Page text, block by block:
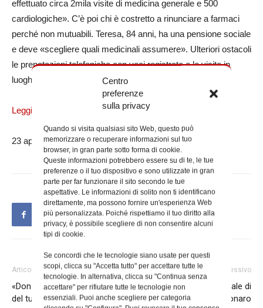
Centro
preferenze
sulla privacy
Quando si visita qualsiasi sito Web, questo può
memorizzare o recuperare informazioni sul tuo
browser, in gran parte sotto forma di cookie.
Queste informazioni potrebbero essere su di te, le tue
preferenze o il tuo dispositivo e sono utilizzate in gran
parte per far funzionare il sito secondo le tue
aspettative. Le informazioni di solito non ti identificano
direttamente, ma possono fornire un'esperienza Web
più personalizzata. Poiché rispettiamo il tuo diritto alla
privacy, è possibile scegliere di non consentire alcuni
tipi di cookie.
Se concordi che le tecnologie siano usate per questi
scopi, clicca su "Accetta tutto" per accettare tutte le
tecnologie. In alternativa, clicca su "Continua senza
accettare" per rifiutare tutte le tecnologie non
essenziali. Puoi anche scegliere per categoria
effettuato circa 2mila visite di medicina generale e 500
cardiologiche». C’è poi chi è costretto a rinunciare a farmaci
perché non mutuabili. Teresa, 84 anni, ha una pensione sociale
e deve «scegliere quali medicinali assumere». Ulteriori ostacoli
le prenotazioni telefoniche con voci registrate e le visite in
luoghi lontani senza un accompagnatore.
Leggi l’articolo completo su Romasette.it
23 aprile 2024
Articolo precedente
«Don Angelo tra noi un raggio
del tuo amore»
Articolo successivo
L’ordinazione episcopale di
padre Davide Carbonaro